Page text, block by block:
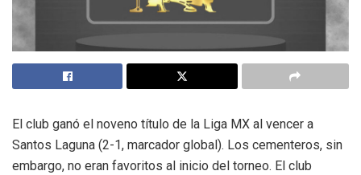
El club ganó el noveno título de la Liga MX al vencer a
Santos Laguna (2-1, marcador global). Los cementeros, sin
embargo, no eran favoritos al inicio del torneo. El club